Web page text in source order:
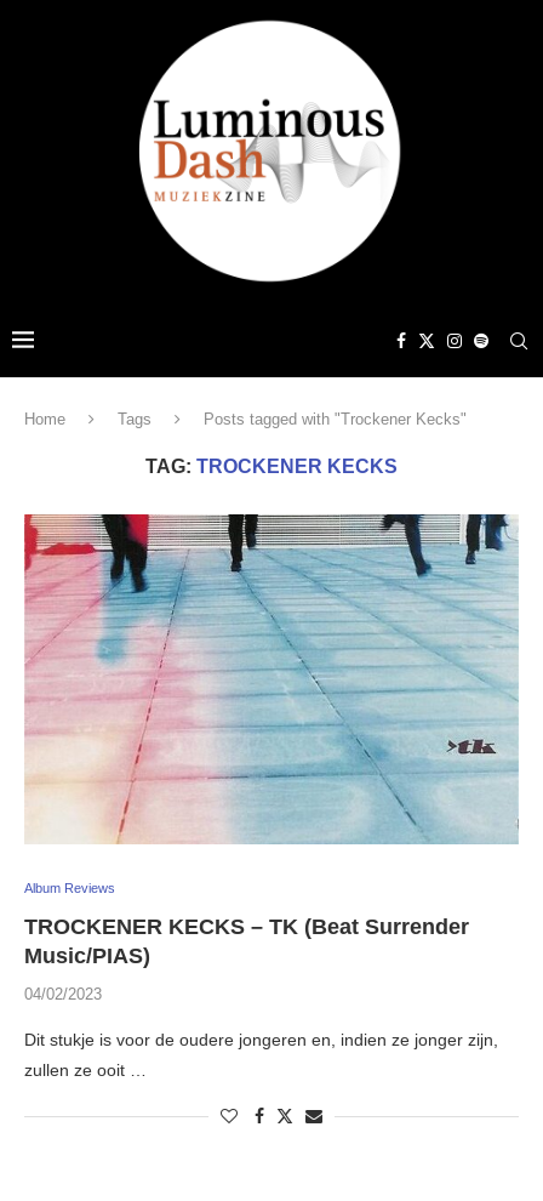
Home Tags Posts tagged with "Trockener Kecks"
TAG: TROCKENER KECKS
Album Reviews
TROCKENER KECKS – TK (Beat Surrender
Music/PIAS)
04/02/2023
Dit stukje is voor de oudere jongeren en, indien ze jonger zijn,
zullen ze ooit …